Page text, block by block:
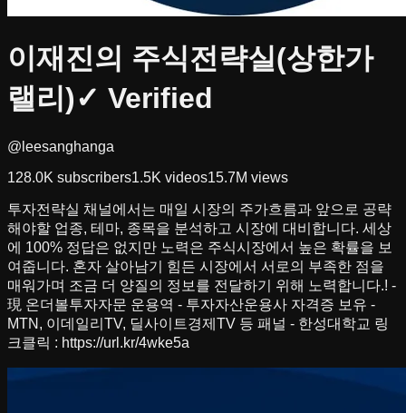
이재진의 주식전략실(상한가
랠리)✓ Verified
@leesanghanga
128.0K subscribers1.5K videos15.7M views
투자전략실 채널에서는 매일 시장의 주가흐름과 앞으로 공략
해야할 업종, 테마, 종목을 분석하고 시장에 대비합니다. 세상
에 100% 정답은 없지만 노력은 주식시장에서 높은 확률을 보
여줍니다. 혼자 살아남기 힘든 시장에서 서로의 부족한 점을
매워가며 조금 더 양질의 정보를 전달하기 위해 노력합니다.! -
現 온더볼투자자문 운용역 - 투자자산운용사 자격증 보유 -
MTN, 이데일리TV, 딜사이트경제TV 등 패널 - 한성대학교 링
크클릭 : https://url.kr/4wke5a